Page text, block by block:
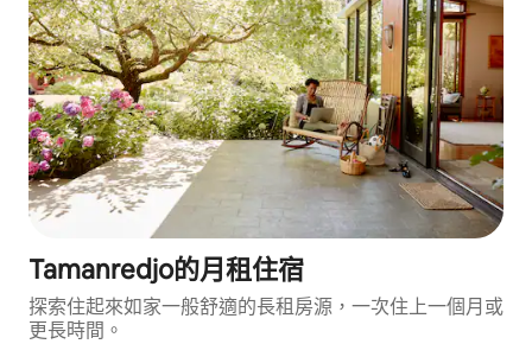
Tamanredjo的月租住宿
探索住起來如家一般舒適的長租房源，一次住上一個月或
更長時間。